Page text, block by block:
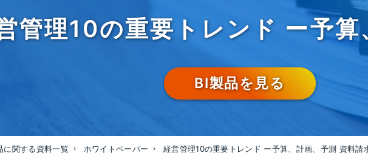
管理10の重要トレンド ー予算
BI製品を見る
に関する資料一覧 ホワイトペーパー 経営管理10の重要トレンド ー予算、計画、予測 資料請